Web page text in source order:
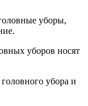
уборы,
уборов носят
убора и